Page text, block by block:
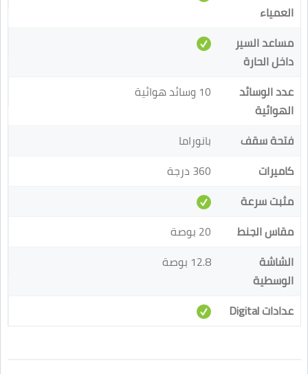
العمياء
مساعد السير
داخل الحارة
عدد الوسائد
الهوائية
10 وسائد هوائية
فتحة سقف
بانوراما
كاميرات
360 درجة
مثبت سرعة
مقاس الجنط
20 بوصة
الشاشة
الوسطية
12.8 بوصة
عدادات Digital